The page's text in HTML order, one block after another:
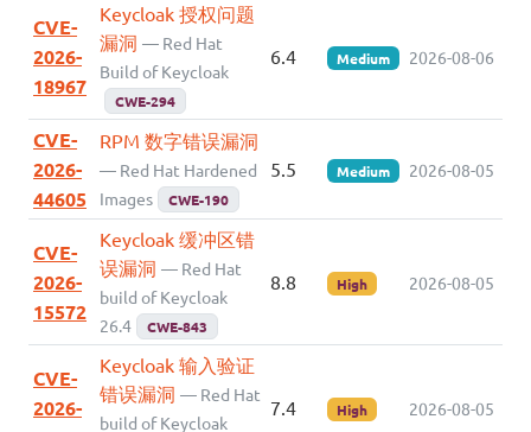
CVE-
2026-
18967
Keycloak 授权问题
漏洞 — Red Hat
Build of Keycloak
CWE-294
6.4 Medium 2026-08-06
CVE-
2026-
44605
RPM 数字错误漏洞
— Red Hat Hardened
Images
CWE-190
5.5 Medium 2026-08-05
CVE-
2026-
15572
Keycloak 缓冲区错
误漏洞 — Red Hat
build of Keycloak
26.4
CWE-843
8.8 High 2026-08-05
CVE-
2026-
Keycloak 输入验证
错误漏洞 — Red Hat
build of Keycloak
7.4 High 2026-08-05